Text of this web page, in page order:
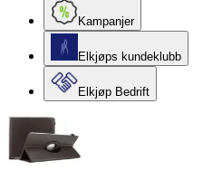
Kampanjer
Elkjøps kundeklubb
Elkjøp Bedrift